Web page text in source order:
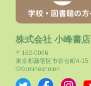
株式会社 小峰書店
〒162-0066
東京都新宿区市谷台町4-15
©Komineshoten